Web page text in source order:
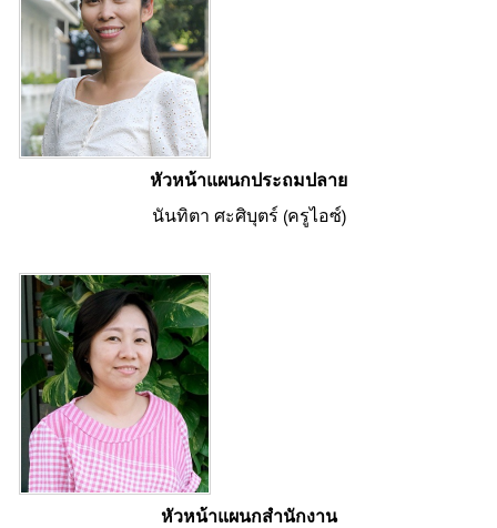
หัวหน้าแผนกประถมปลาย
นันทิตา ศะศิบุตร์ (ครูไอซ์)
หัวหน้าแผนกสำนักงาน